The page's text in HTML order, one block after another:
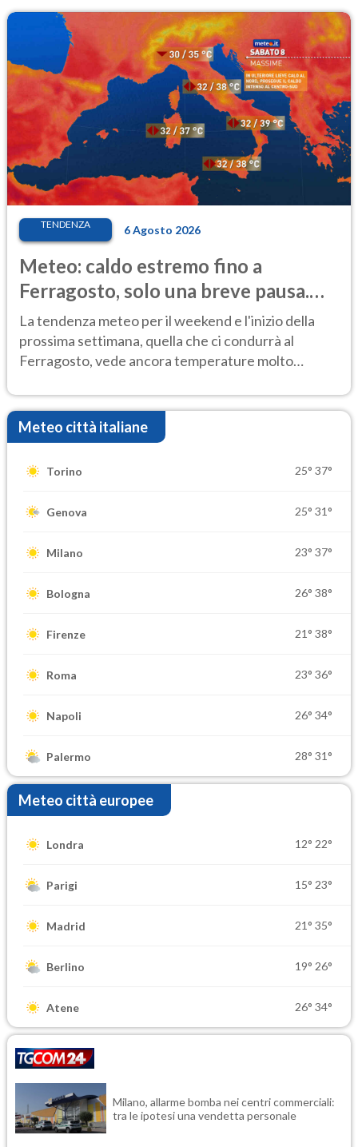
TENDENZA 6 Agosto 2026
Meteo: caldo estremo fino a
Ferragosto, solo una breve pausa.
Ecco dove
La tendenza meteo per il weekend e l'inizio della
prossima settimana, quella che ci condurrà al
Ferragosto, vede ancora temperature molto
Meteo città italiane
Torino 25° 37°
Genova 25° 31°
Milano 23° 37°
Bologna 26° 38°
Firenze 21° 38°
Roma 23° 36°
Napoli 26° 34°
Palermo 28° 31°
Meteo città europee
Londra 12° 22°
Parigi 15° 23°
Madrid 21° 35°
Berlino 19° 26°
Atene 26° 34°
Milano, allarme bomba nei centri commerciali:
tra le ipotesi una vendetta personale